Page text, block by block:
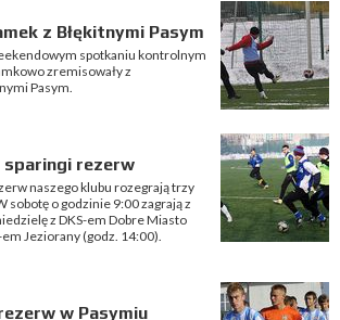
z Błękitnymi Pasym
spotkaniu kontrolnym
zremisowały z
Pasym.
rezerw
naszego klubu rozegrają trzy
sobotę o godzinie 9:00 zagrają z
z DKS-em Dobre Miasto
Jeziorany (godz. 14:00).
w Pasymiu